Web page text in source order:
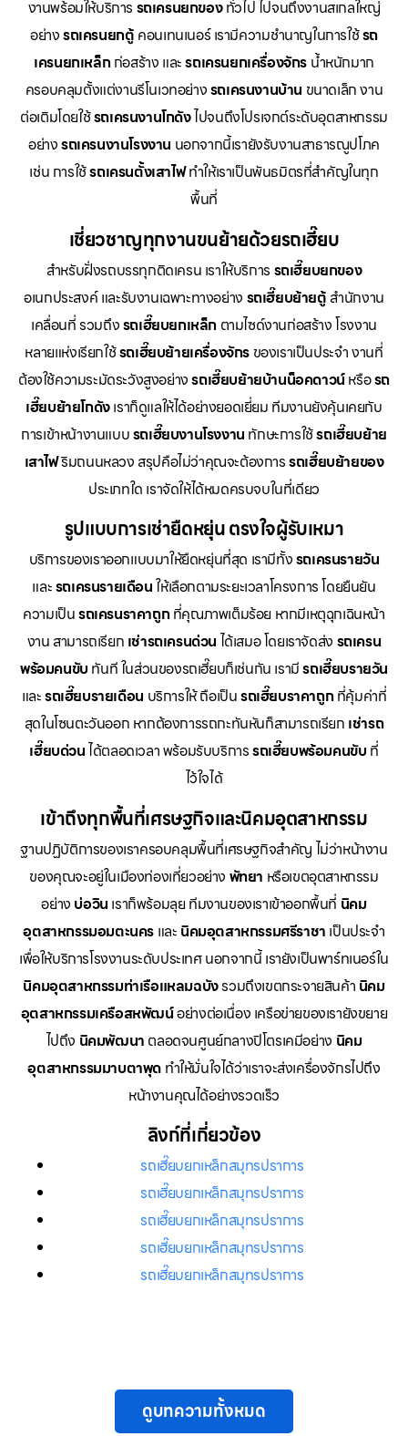
งานพร้อมให้บริการ รถเครนยกของทั่วไป ไปจนถึงงานสเกลใหญ่
อย่างรถเครนยกตู้ คอนเทนเนอร์ เรามีความชำนาญในการใช้รถ
เครนยกเหล็กก่อสร้าง และรถเครนยกเครื่องจักร น้ำหนักมาก
ครอบคลุมตั้งแต่งานรีโนเวทอย่างรถเครนงานบ้าน ขนาดเล็ก งาน
ต่อเติมโดยใช้รถเครนงานโกดังไปจนถึงโปรเจกต์ระดับอุตสาหกรรม
อย่างรถเครนงานโรงงาน นอกจากนี้เรายังรับงานสาธารณูปโภค
เช่น การใช้รถเครนตั้งเสาไฟทำให้เราเป็นพันธมิตรที่สำคัญในทุก
พื้นที่
เชี่ยวชาญทุกงานขนย้ายด้วยรถเฮี๊ยบ
สำหรับฝั่งรถบรรทุกติดเครน เราให้บริการ รถเฮี๊ยบยกของ
อเนกประสงค์ และรับงานเฉพาะทางอย่าง รถเฮี๊ยบย้ายตู้ สำนักงาน
เคลื่อนที่ รวมถึงรถเฮี๊ยบยกเหล็ก ตามไซด์งานก่อสร้าง โรงงาน
หลายแห่งเรียกใช้รถเฮี๊ยบย้ายเครื่องจักร ของเราเป็นประจำ งานที่
ต้องใช้ความระมัดระวังสูงอย่างรถเฮี๊ยบย้ายบ้านน็อคดาวน์หรือรถ
เฮี๊ยบย้ายโกดังเราก็ดูแลให้ได้อย่างยอดเยี่ยม ทีมงานยังคุ้นเคยกับ
การเข้าหน้างานแบบรถเฮี๊ยบงานโรงงาน ทักษะการใช้รถเฮี๊ยบย้าย
เสาไฟริมถนนหลวง สรุปคือไม่ว่าคุณจะต้องการรถเฮี๊ยบย้ายของ
ประเภทใด เราจัดให้ได้หมดครบจบในที่เดียว
รูปแบบการเช่ายืดหยุ่น ตรงใจผู้รับเหมา
บริการของเราออกแบบมาให้ยืดหยุ่นที่สุด เรามีทั้งรถเครนรายวัน
และรถเครนรายเดือนให้เลือกตามระยะเวลาโครงการ โดยยืนยัน
ความเป็นรถเครนราคาถูกที่คุณภาพเต็มร้อย หากมีเหตุฉุกเฉินหน้า
งาน สามารถเรียก เช่ารถเครนด่วน ได้เสมอ โดยเราจัดส่ง รถเครน
พร้อมคนขับ ทันที ในส่วนของรถเฮี๊ยบก็เช่นกัน เรามีรถเฮี๊ยบรายวัน
และรถเฮี๊ยบรายเดือน บริการให้ ถือเป็นรถเฮี๊ยบราคาถูกที่คุ้มค่าที่
สุดในโซนตะวันออก หากต้องการรถกะทันหันก็สามารถเรียก เช่ารถ
เฮี๊ยบด่วนได้ตลอดเวลา พร้อมรับบริการรถเฮี๊ยบพร้อมคนขับ ที่
ไว้ใจได้
เข้าถึงทุกพื้นที่เศรษฐกิจและนิคมอุตสาหกรรม
ฐานปฏิบัติการของเราครอบคลุมพื้นที่เศรษฐกิจสำคัญ ไม่ว่าหน้างาน
ของคุณจะอยู่ในเมืองท่องเที่ยวอย่าง พัทยา หรือเขตอุตสาหกรรม
อย่าง บ่อวิน เราก็พร้อมลุย ทีมงานของเราเข้าออกพื้นที่ นิคม
อุตสาหกรรมอมตะนครและ นิคมอุตสาหกรรมศรีราชา เป็นประจำ
เพื่อให้บริการโรงงานระดับประเทศ นอกจากนี้ เรายังเป็นพาร์ทเนอร์ใน
นิคมอุตสาหกรรมท่าเรือแหลมฉบังรวมถึงเขตกระจายสินค้า นิคม
อุตสาหกรรมเครือสหพัฒน์อย่างต่อเนื่อง เครือข่ายของเรายังขยาย
ไปถึง นิคมพัฒนา ตลอดจนศูนย์กลางปิโตรเคมีอย่าง นิคม
อุตสาหกรรมมาบตาพุด ทำให้มั่นใจได้ว่าเราจะส่งเครื่องจักรไปถึง
หน้างานคุณได้อย่างรวดเร็ว
ลิงก์ที่เกี่ยวข้อง
รถเฮี๊ยบยกเหล็กสมุทรปราการ
รถเฮี๊ยบยกเหล็กสมุทรปราการ
รถเฮี๊ยบยกเหล็กสมุทรปราการ
รถเฮี๊ยบยกเหล็กสมุทรปราการ
รถเฮี๊ยบยกเหล็กสมุทรปราการ
ดูบทความทั้งหมด